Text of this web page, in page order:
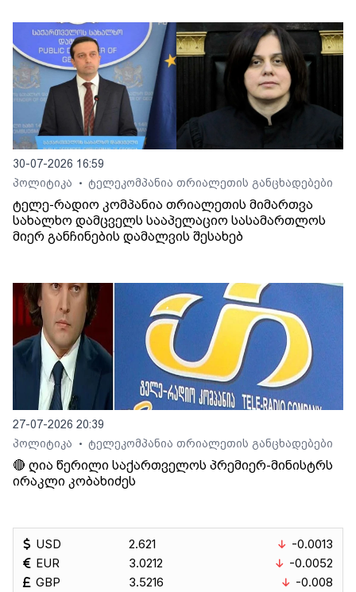
30-07-2026 16:59
პოლიტიკა
• ტელეკომპანია თრიალეთის განცხადებები
ტელე-რადიო კომპანია თრიალეთის მიმართვა
სახალხო დამცველს სააპელაციო სასამართლოს
მიერ განჩინების დამალვის შესახებ
27-07-2026 20:39
პოლიტიკა
• ტელეკომპანია თრიალეთის განცხადებები
🔴 ღია წერილი საქართველოს პრემიერ-მინისტრს
ირაკლი კობახიძეს
USD
EUR
GBP
2.621
3.0212
3.5216
-0.0013
-0.0052
-0.008